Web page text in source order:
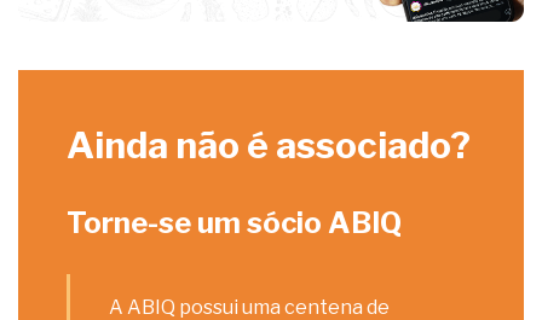
Ainda não é associado?
Torne-se um sócio ABIQ
A ABIQ possui uma centena de